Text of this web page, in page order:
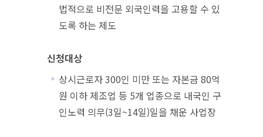
법적으로 비전문 외국인력을 고용할 수 있
도록 하는 제도
신청대상
상시근로자 300인 미만 또는 자본금 80억
원 이하 제조업 등 5개 업종으로 내국인 구
인노력 의무(3일~14일)일을 채운 사업장